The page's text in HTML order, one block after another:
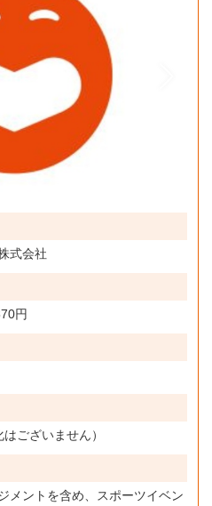
式会社
円
ございません）
メントを含め、スポーツイベン